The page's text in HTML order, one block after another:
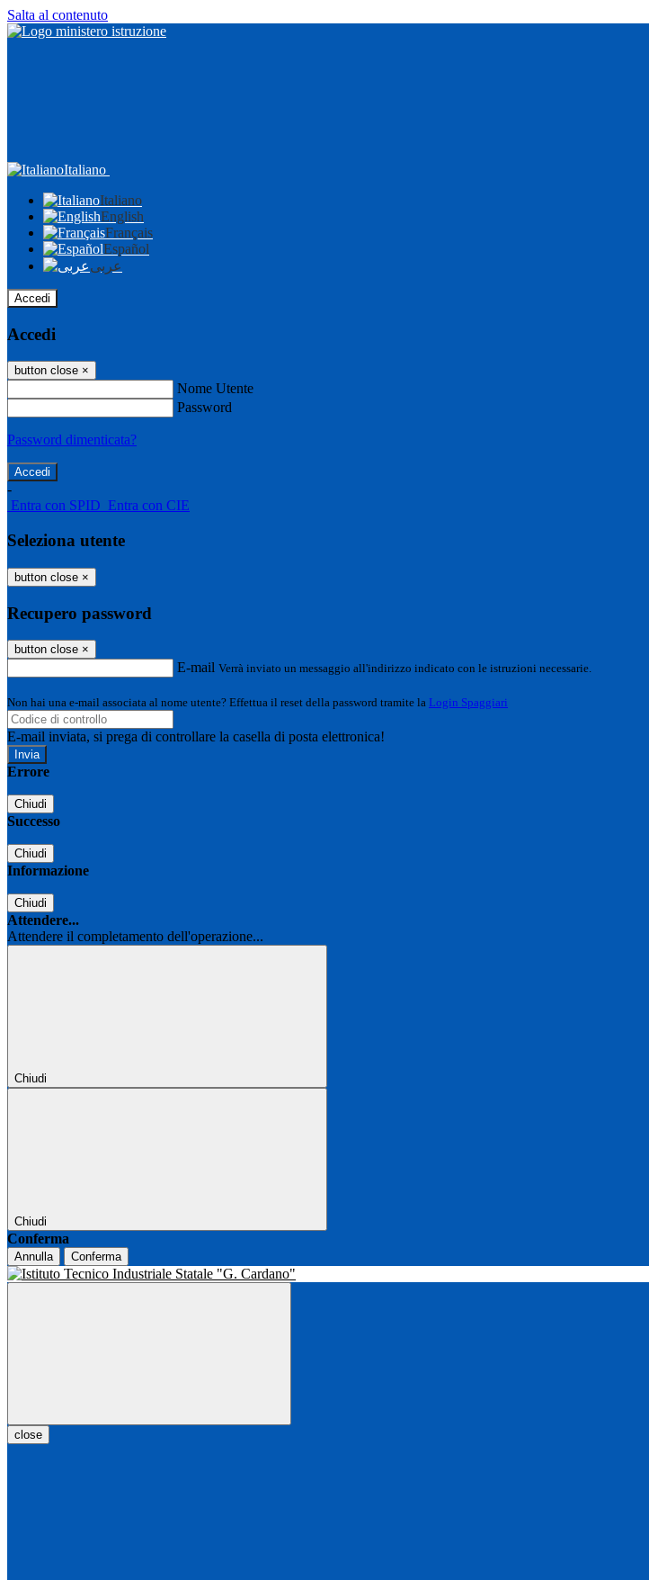
Salta al contenuto
Italiano
Italiano
English
Français
Español
عربى
Accedi
Accedi
button close ×
Nome Utente
Password
Password dimenticata?
-
Entra con SPID Entra con CIE
Seleziona utente
button close ×
Recupero password
button close ×
E-mail Verrà inviato un messaggio all'indirizzo indicato con le istruzioni necessarie.
Non hai una e-mail associata al nome utente? Effettua il reset della password tramite la Login Spaggiari
E-mail inviata, si prega di controllare la casella di posta elettronica!
Errore
Chiudi
Successo
Chiudi
Informazione
Chiudi
Attendere...
Attendere il completamento dell'operazione...
Chiudi
Chiudi
Conferma
Annulla Conferma
close